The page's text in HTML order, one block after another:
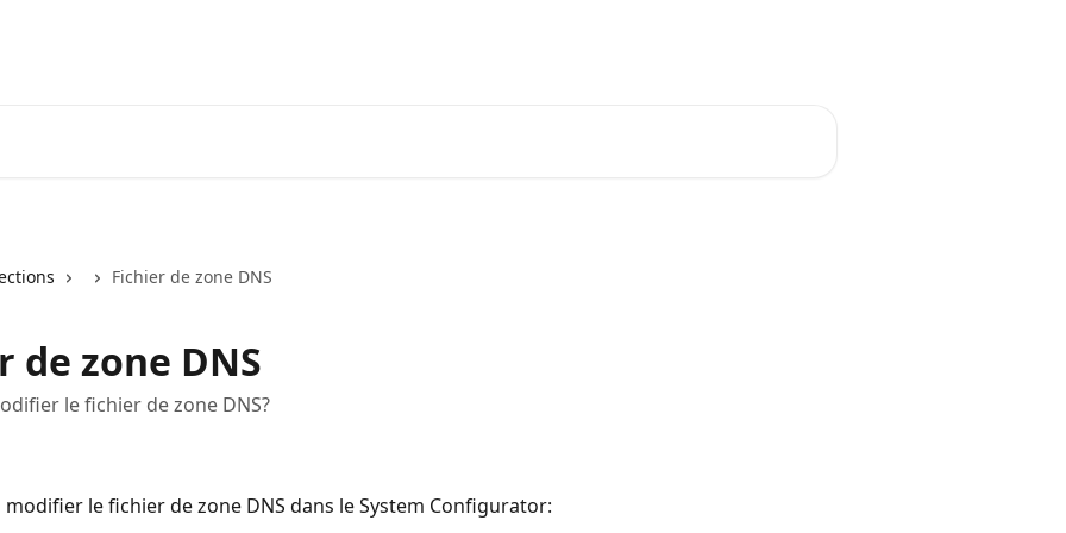
Fichier de zone DNS
de zone DNS
le fichier de zone DNS?
modifier le fichier de zone DNS dans le System Configurator: